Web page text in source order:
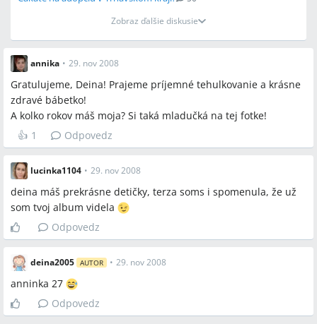
Zobraz ďalšie diskusie
annika • 29. nov 2008
Gratulujeme, Deina! Prajeme príjemné tehulkovanie a krásne
zdravé bábetko!
A kolko rokov máš moja? Si taká mladučká na tej fotke!
👍 1 Odpovedz
lucinka1104 • 29. nov 2008
deina máš prekrásne detičky, terza soms i spomenula, že už
som tvoj album videla
Odpovedz
deina2005 AUTOR • 29. nov 2008
anninka 27
Odpovedz